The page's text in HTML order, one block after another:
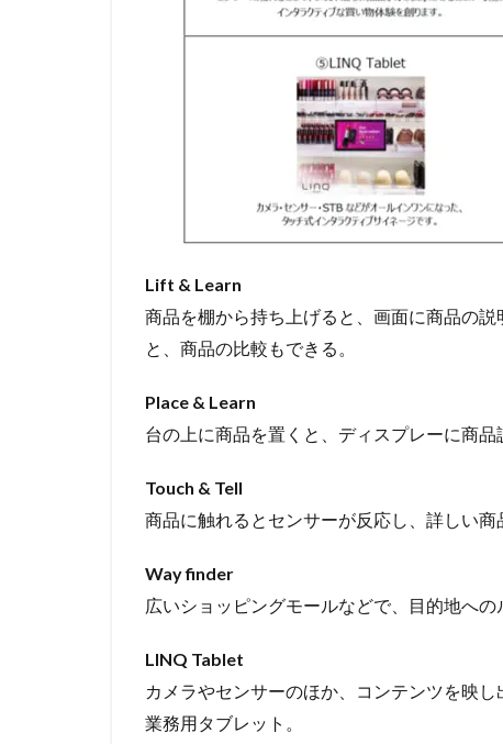
Lift & Learn
商品を棚から持ち上げると、画面に商品の
と、商品の比較もできる。
Place & Learn
台の上に商品を置くと、ディスプレーに商品
Touch & Tell
商品に触れるとセンサーが反応し、詳しい商
Way finder
広いショッピングモールなどで、目的地へ
LINQ Tablet
カメラやセンサーのほか、コンテンツを映
業務用タブレット。